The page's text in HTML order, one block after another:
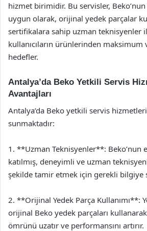
hizmet birimidir. Bu servisler,
uygun olarak, orijinal yedek parçalar
sertifikalara sahip uzman teknisyenler
kullanıcıların ürünlerinden maksimum
hedefler.
Antalya’da Beko Yetkili Servis
Avantajları
Antalya’da Beko yetkili servis
sunmaktadır:
1. **Uzman Teknisyenler**: Beko’nun
katılmış, deneyimli ve uzman
şekilde tamir etmek için gerekli bilgiye
2. **Orijinal Yedek Parça Kullanımı**:
orijinal Beko yedek parçaları
ömrünü uzatır ve performansını artırır.